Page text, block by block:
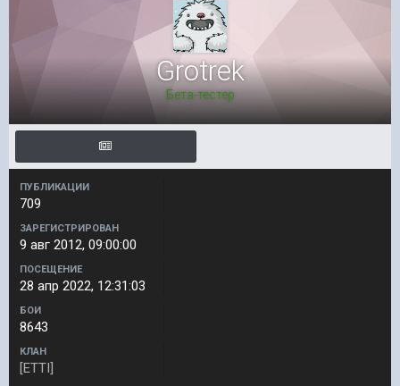
Grotrek
Бета-тестер
ПУБЛИКАЦИИ
709
ЗАРЕГИСТРИРОВАН
9 авг 2012, 09:00:00
ПОСЕЩЕНИЕ
28 апр 2022, 12:31:03
БОИ
8643
КЛАН
[ETTI]